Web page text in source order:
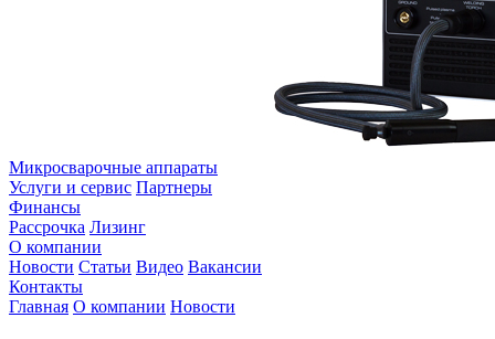
Микросварочные аппараты
Услуги и сервис Партнеры
Финансы
Рассрочка Лизинг
О компании
Новости Статьи Видео Вакансии
Контакты
Главная О компании Новости